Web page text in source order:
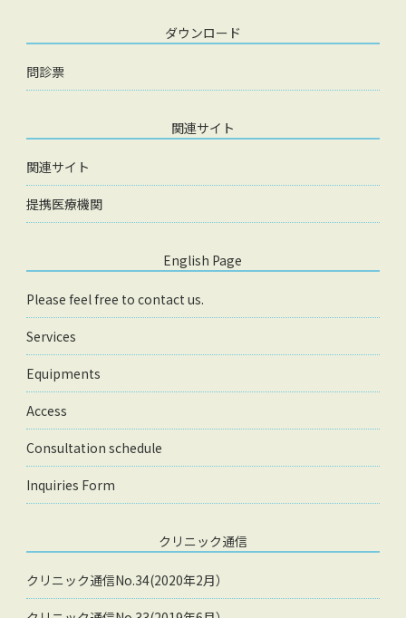
ダウンロード
問診票
関連サイト
関連サイト
提携医療機関
English Page
Please feel free to contact us.
Services
Equipments
Access
Consultation schedule
Inquiries Form
クリニック通信
クリニック通信No.34(2020年2月）